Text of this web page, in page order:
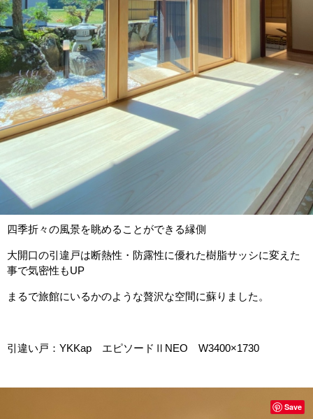
四季折々の風景を眺めることができる縁側
大開口の引違戸は断熱性・防露性に優れた樹脂サッシに変えた
事で気密性もUP
まるで旅館にいるかのような贅沢な空間に蘇りました。
引違い戸：YKKap エピソードⅡNEO W3400×1730
Save